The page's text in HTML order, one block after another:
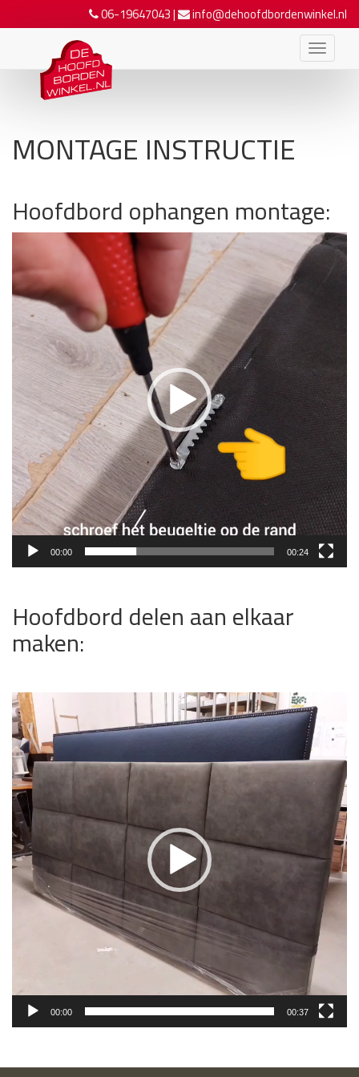
06-19647043| info@dehoofdbordenwinkel.nl
MONTAGE INSTRUCTIE
Hoofdbord ophangen montage:
Videospeler
00:00 00:24
Hoofdbord delen aan elkaar
maken:
Videospeler
00:00 00:37